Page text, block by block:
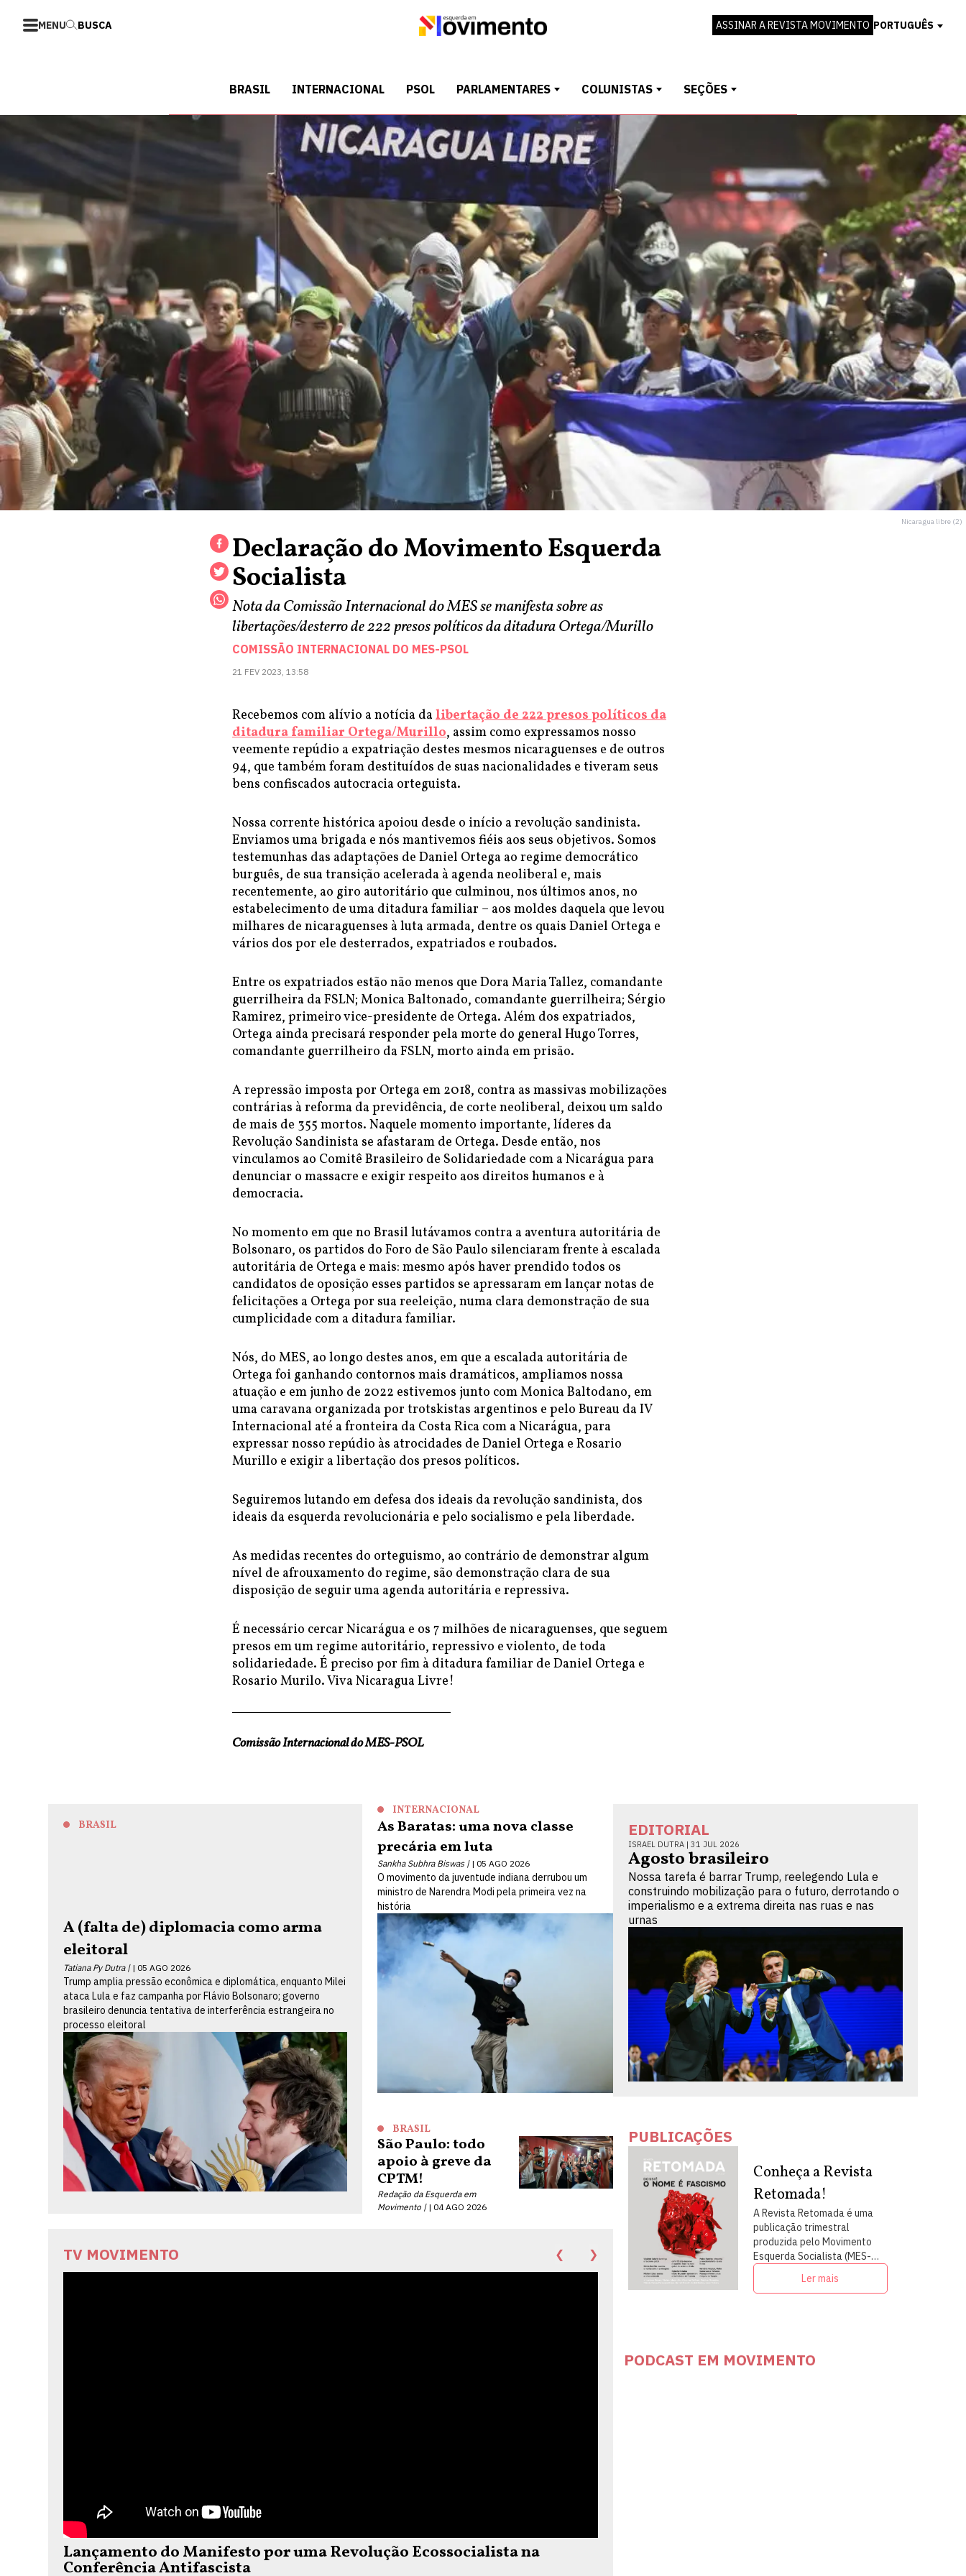
MENU BUSCA ASSINAR A REVISTA MOVIMENTO PORTUGUÊS
BRASIL INTERNACIONAL PSOL PARLAMENTARES COLUNISTAS SEÇÕES
Nicaragua libre (2)
Declaração do Movimento Esquerda
Socialista
Nota da Comissão Internacional do MES se manifesta sobre as
libertações/desterro de 222 presos políticos da ditadura Ortega/Murillo
COMISSÃO INTERNACIONAL DO MES-PSOL
21 FEV 2023, 13:58
Recebemos com alívio a notícia da libertação de 222 presos políticos da
ditadura familiar Ortega/Murillo, assim como expressamos nosso
veemente repúdio a expatriação destes mesmos nicaraguenses e de outros
94, que também foram destituídos de suas nacionalidades e tiveram seus
bens confiscados autocracia orteguista.
Nossa corrente histórica apoiou desde o início a revolução sandinista.
Enviamos uma brigada e nós mantivemos fiéis aos seus objetivos. Somos
testemunhas das adaptações de Daniel Ortega ao regime democrático
burguês, de sua transição acelerada à agenda neoliberal e, mais
recentemente, ao giro autoritário que culminou, nos últimos anos, no
estabelecimento de uma ditadura familiar – aos moldes daquela que levou
milhares de nicaraguenses à luta armada, dentre os quais Daniel Ortega e
vários dos por ele desterrados, expatriados e roubados.
Entre os expatriados estão não menos que Dora Maria Tallez, comandante
guerrilheira da FSLN; Monica Baltonado, comandante guerrilheira; Sérgio
Ramirez, primeiro vice-presidente de Ortega. Além dos expatriados,
Ortega ainda precisará responder pela morte do general Hugo Torres,
comandante guerrilheiro da FSLN, morto ainda em prisão.
A repressão imposta por Ortega em 2018, contra as massivas mobilizações
contrárias à reforma da previdência, de corte neoliberal, deixou um saldo
de mais de 355 mortos. Naquele momento importante, líderes da
Revolução Sandinista se afastaram de Ortega. Desde então, nos
vinculamos ao Comitê Brasileiro de Solidariedade com a Nicarágua para
denunciar o massacre e exigir respeito aos direitos humanos e à
democracia.
No momento em que no Brasil lutávamos contra a aventura autoritária de
Bolsonaro, os partidos do Foro de São Paulo silenciaram frente à escalada
autoritária de Ortega e mais: mesmo após haver prendido todos os
candidatos de oposição esses partidos se apressaram em lançar notas de
felicitações a Ortega por sua reeleição, numa clara demonstração de sua
cumplicidade com a ditadura familiar.
Nós, do MES, ao longo destes anos, em que a escalada autoritária de
Ortega foi ganhando contornos mais dramáticos, ampliamos nossa
atuação e em junho de 2022 estivemos junto com Monica Baltodano, em
uma caravana organizada por trotskistas argentinos e pelo Bureau da IV
Internacional até a fronteira da Costa Rica com a Nicarágua, para
expressar nosso repúdio às atrocidades de Daniel Ortega e Rosario
Murillo e exigir a libertação dos presos políticos.
Seguiremos lutando em defesa dos ideais da revolução sandinista, dos
ideais da esquerda revolucionária e pelo socialismo e pela liberdade.
As medidas recentes do orteguismo, ao contrário de demonstrar algum
nível de afrouxamento do regime, são demonstração clara de sua
disposição de seguir uma agenda autoritária e repressiva.
É necessário cercar Nicarágua e os 7 milhões de nicaraguenses, que seguem
presos em um regime autoritário, repressivo e violento, de toda
solidariedade. É preciso por fim à ditadura familiar de Daniel Ortega e
Rosario Murilo. Viva Nicaragua Livre!
Comissão Internacional do MES-PSOL
BRASIL
A (falta de) diplomacia como arma
eleitoral
Tatiana Py Dutra | 05 AGO 2026
Trump amplia pressão econômica e diplomática, enquanto Milei
ataca Lula e faz campanha por Flávio Bolsonaro; governo
brasileiro denuncia tentativa de interferência estrangeira no
processo eleitoral
INTERNACIONAL
As Baratas: uma nova classe
precária em luta
Sankha Subhra Biswas | 05 AGO 2026
O movimento da juventude indiana derrubou um
ministro de Narendra Modi pela primeira vez na
história
BRASIL
São Paulo: todo
apoio à greve da
CPTM!
Redação da Esquerda em
Movimento |
04 AGO 2026
TV MOVIMENTO ❮ ❯
Lançamento do Manifesto por uma Revolução Ecossocialista na
Conferência Antifascista
EDITORIAL
ISRAEL DUTRA | 31 JUL 2026
Agosto brasileiro
Nossa tarefa é barrar Trump, reelegendo Lula e
construindo mobilização para o futuro, derrotando o
imperialismo e a extrema direita nas ruas e nas
urnas
PUBLICAÇÕES
Conheça a Revista
Retomada!
A Revista Retomada é uma
publicação trimestral
produzida pelo Movimento
Esquerda Socialista (MES-
PSOL) em articulação com
intelectuais, militantes e
Ler mais
PODCAST EM MOVIMENTO